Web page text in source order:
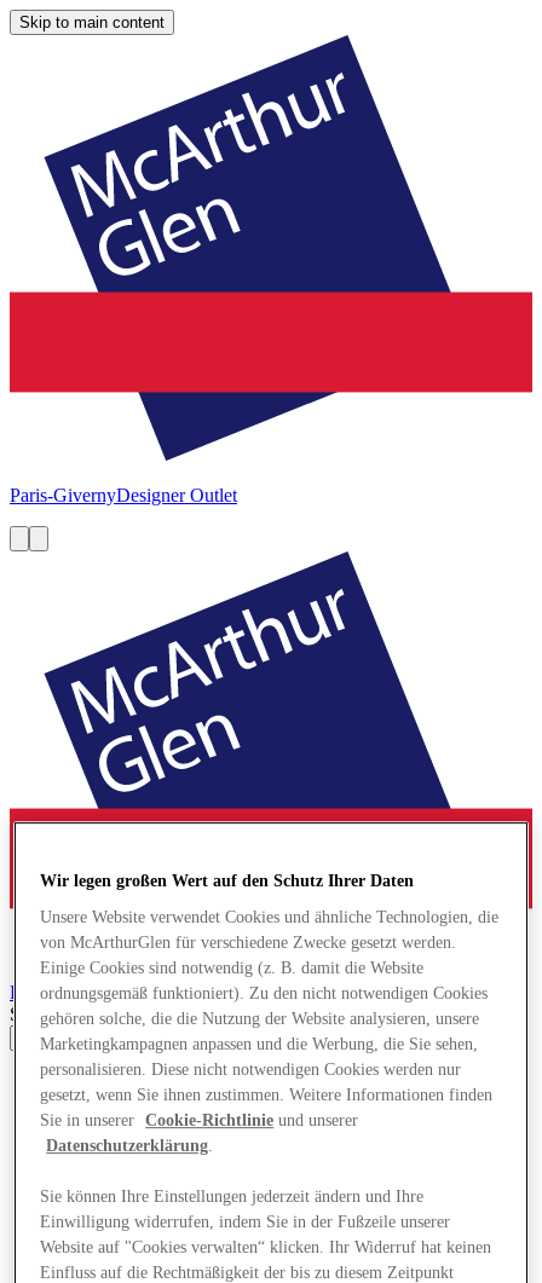
Skip to main content
Paris-GivernyDesigner Outlet
Paris-GivernyDesigner Outlet
Search input
Geschäfte
Angebote
Veranstaltungen
Planen Sie Ihren Besuch
Dienstleistungen
Tourismus
Jobsuche
Geschenkkarte
Wir legen großen Wert auf den Schutz Ihrer Daten
Unsere Website verwendet Cookies und ähnliche Technologien, die
von McArthurGlen für verschiedene Zwecke gesetzt werden.
Einige Cookies sind notwendig (z. B. damit die Website
ordnungsgemäß funktioniert). Zu den nicht notwendigen Cookies
gehören solche, die die Nutzung der Website analysieren, unsere
Marketingkampagnen anpassen und die Werbung, die Sie sehen,
personalisieren. Diese nicht notwendigen Cookies werden nur
gesetzt, wenn Sie ihnen zustimmen. Weitere Informationen finden
Sie in unserer
Cookie-Richtlinie und unserer
Datenschutzerklärung
Sie können Ihre Einstellungen jederzeit ändern und Ihre
Einwilligung widerrufen, indem Sie in der Fußzeile unserer
Website auf "Cookies verwalten“ klicken. Ihr Widerruf hat keinen
Einfluss auf die Rechtmäßigkeit der bis zu diesem Zeitpunkt